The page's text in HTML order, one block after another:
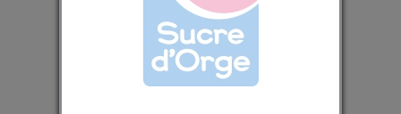
GIGOTEUSE 0/6M MEDDY VELOURS DOUX SANS MANCHES
31,99 € 25,59 €